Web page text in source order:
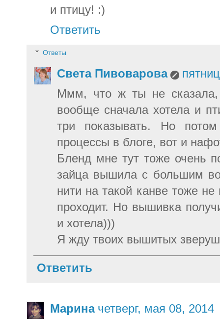
и птицу! :)
Ответить
Ответы
Света Пивоварова
Ммм, что ж ты не
вообще сначала хотела и
три показывать. Но
процессы в блоге, вот и
Бленд мне тут тоже очень
зайца вышила с большим
нити на такой канве тоже не
проходит. Но вышивка
и хотела)))
Я жду твоих вышитых
Ответить
Марина четверг, мая 08, 2014